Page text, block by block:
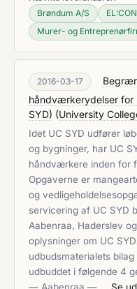
Brøndum A/S
Murer- og
2016-03-17
håndværkerydelser for
SYD) (University
Idet UC SYD udfører
og bygninger, har UC
håndværkere inden for
Opgaverne er
og
servicering af UC SYD
Aabenraa, Haderslev
oplysninger om UC
udbudsmaterialets
udbuddet i følgende 4